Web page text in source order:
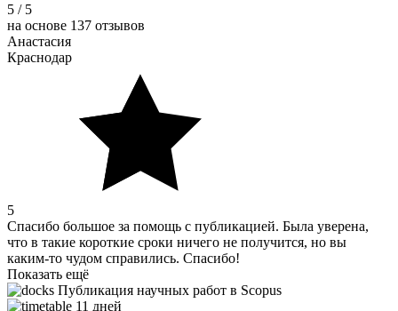
5 / 5
на основе 137 отзывов
Анастасия
Краснодар
5
Спасибо большое за помощь с публикацией. Была уверена,
что в такие короткие сроки ничего не получится, но вы
каким-то чудом справились. Спасибо!
Показать ещё
Публикация научных работ в Scopus
11 дней